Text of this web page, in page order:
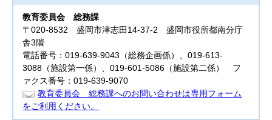
教育委員会総務課
〒020-8532 盛岡市津志田14-37-2 盛岡市役所都南分庁
舎3階
電話番号：019-639-9043（総務企画係）、019-613-
3088（施設第一係）、019-601-5086（施設第二係） フ
ァクス番号：019-639-9070
教育委員会 総務課へのお問い合わせは専用フォーム
をご利用ください。